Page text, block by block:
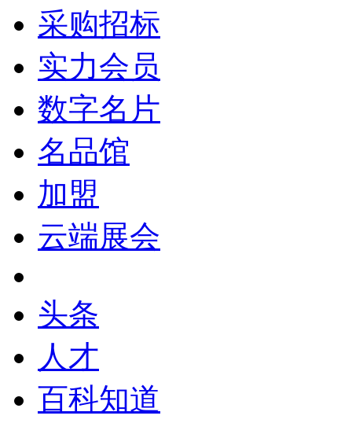
采购招标
实力会员
数字名片
名品馆
加盟
云端展会
头条
人才
百科知道